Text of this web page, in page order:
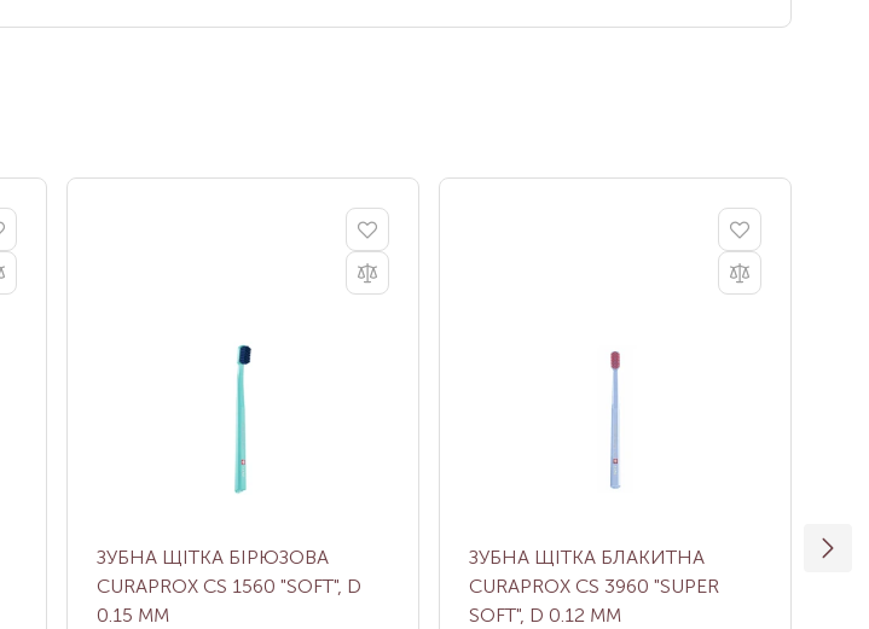
ЗУБНА ЩІТКА БІРЮЗОВА
CURAPROX CS 1560 "SOFT", D
0.15 ММ
ЗУБНА ЩІТКА БЛАКИТНА
CURAPROX CS 3960 "SUPER
SOFT", D 0.12 ММ